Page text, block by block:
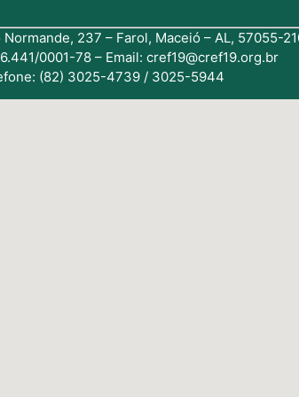
237 – Farol, Maceió – AL, 57055-
0001-78 – Email: cref19@cref19.org.br
(82) 3025-4739 / 3025-5944